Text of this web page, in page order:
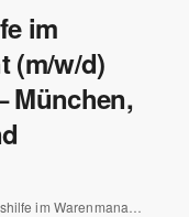
im
(m/w/d)
München,